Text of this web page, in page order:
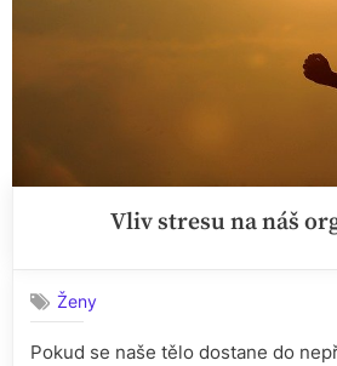
Vliv stresu na náš
Ženy
Pokud se naše tělo dostane do